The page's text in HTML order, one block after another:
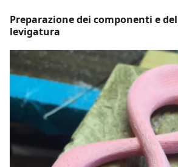
Preparazione dei componenti e
levigatura